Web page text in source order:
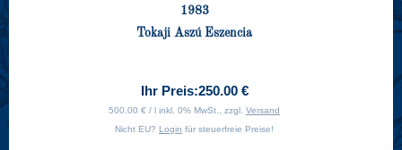
1983
Tokaji Aszú Eszencia
Ihr Preis:250.00 €
500.00 € / l inkl. 0% MwSt., zzgl. Versand
Nicht EU? Login für steuerfreie Preise!